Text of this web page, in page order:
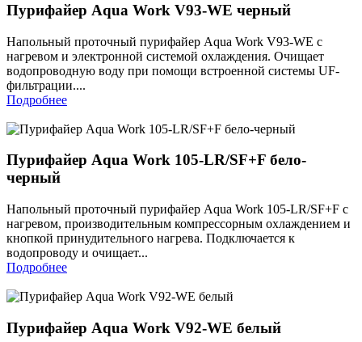
Пурифайер Aqua Work V93-WE черный
Напольный проточный пурифайер Aqua Work V93-WE с
нагревом и электронной системой охлаждения. Очищает
водопроводную воду при помощи встроенной системы UF-
фильтрации....
Подробнее
Пурифайер Aqua Work 105-LR/SF+F бело-
черный
Напольный проточный пурифайер Aqua Work 105-LR/SF+F с
нагревом, производительным компрессорным охлаждением и
кнопкой принудительного нагрева. Подключается к
водопроводу и очищает...
Подробнее
Пурифайер Aqua Work V92-WE белый